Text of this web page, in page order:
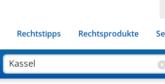
Rechtstipps Rechtsprodukte